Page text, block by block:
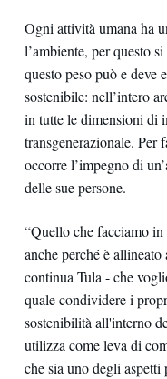
Ogni attività umana ha
l’ambiente, per questo
questo peso può e deve
sostenibile: nell’intero
in tutte le dimensioni di
transgenerazionale. Per
occorre l’impegno di
delle sue persone.
“Quello che facciamo
anche perché è
continua Tula - che
quale condividere i
sostenibilità all'interno
utilizza come leva di
che sia uno degli